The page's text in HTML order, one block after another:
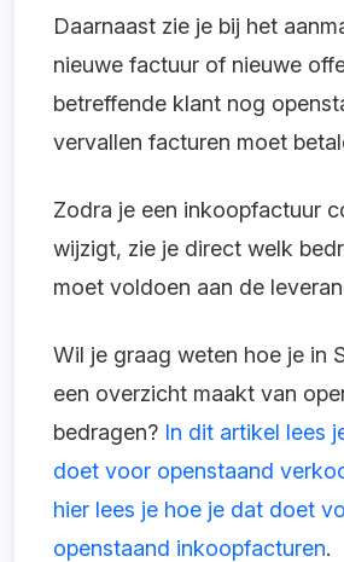
Daarnaast zie je bij het
nieuwe factuur of nieuwe
betreffende klant nog
vervallen facturen moet
Zodra je een inkoopfactuur
wijzigt, zie je direct welk
moet voldoen aan de
Wil je graag weten hoe je in
een overzicht maakt van
bedragen? In dit artikel lees
doet voor openstaand
hier lees je hoe je dat doet
openstaand inkoopfacturen.